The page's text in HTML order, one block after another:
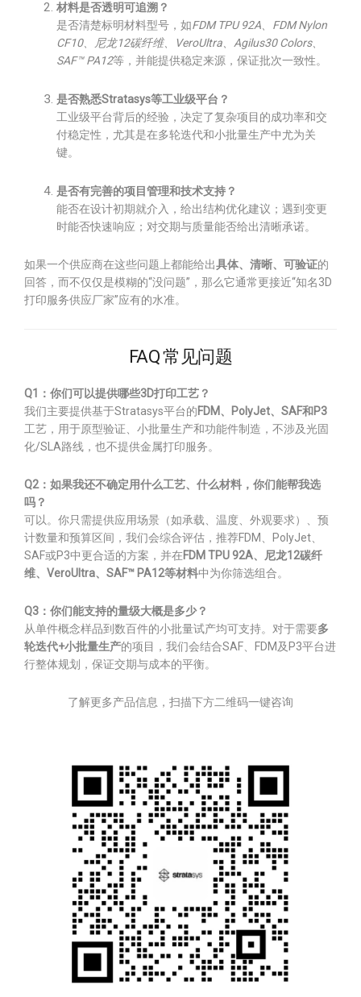
材料是否透明可追溯？
是否清楚标明材料型号，如FDM TPU 92A、FDM Nylon
CF10、尼龙12碳纤维、VeroUltra、Agilus30 Colors、
SAF™ PA12等，并能提供稳定来源，保证批次一致性。
是否熟悉Stratasys等工业级平台？
工业级平台背后的经验，决定了复杂项目的成功率和交
付稳定性，尤其是在多轮迭代和小批量生产中尤为关
键。
是否有完善的项目管理和技术支持？
能否在设计初期就介入，给出结构优化建议；遇到变更
时能否快速响应；对交期与质量能否给出清晰承诺。
如果一个供应商在这些问题上都能给出具体、清晰、可验证的
回答，而不仅仅是模糊的“没问题”，那么它通常更接近“知名3D
打印服务供应厂家”应有的水准。
FAQ 常见问题
Q1：你们可以提供哪些3D打印工艺？
我们主要提供基于Stratasys平台的FDM、PolyJet、SAF和P3
工艺，用于原型验证、小批量生产和功能件制造，不涉及光固
化/SLA路线，也不提供金属打印服务。
Q2：如果我还不确定用什么工艺、什么材料，你们能帮我选
吗？
可以。你只需提供应用场景（如承载、温度、外观要求）、预
计数量和预算区间，我们会综合评估，推荐FDM、PolyJet、
SAF或P3中更合适的方案，并在FDM TPU 92A、尼龙12碳纤
维、VeroUltra、SAF™ PA12等材料中为你筛选组合。
Q3：你们能支持的量级大概是多少？
从单件概念样品到数百件的小批量试产均可支持。对于需要多
轮迭代+小批量生产的项目，我们会结合SAF、FDM及P3平台进
行整体规划，保证交期与成本的平衡。
了解更多产品信息，扫描下方二维码一键咨询